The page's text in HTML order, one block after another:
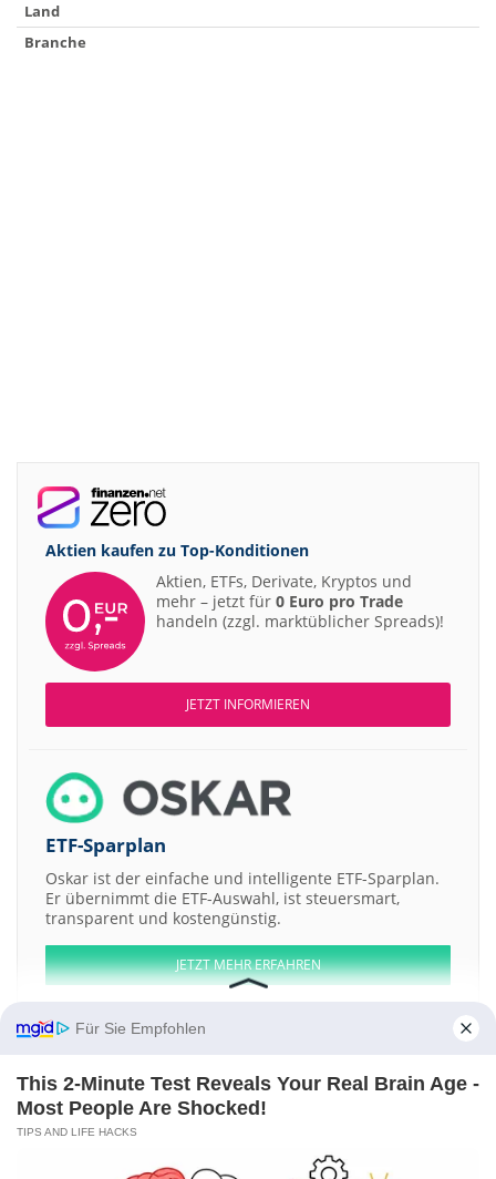
Land
Branche
Aktien kaufen zu Top-Konditionen
Aktien, ETFs, Derivate, Kryptos und
mehr – jetzt für 0 Euro pro Trade
handeln (zzgl. marktüblicher Spreads)!
JETZT INFORMIEREN
ETF-Sparplan
Oskar ist der einfache und intelligente ETF-Sparplan.
Er übernimmt die ETF-Auswahl, ist steuersmart,
transparent und kostengünstig.
JETZT MEHR ERFAHREN
Aktien ATX DAX EuroStoxx 50 Dow Jones NASDAQ 100 Nikkei 225
S&P 500
Für Sie Empfohlen
This 2-Minute Test Reveals Your Real Brain Age -
Most People Are Shocked!
TIPS AND LIFE HACKS